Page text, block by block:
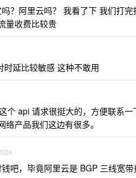
？阿里云吗？ 我看了下 我们打完
量收费比较贵
时延比较敏感 这种不敢用
个 api 请求很挺大的，方便联系
产品我们这边有很多。
吧，毕竟阿里云是 BGP 三线宽带